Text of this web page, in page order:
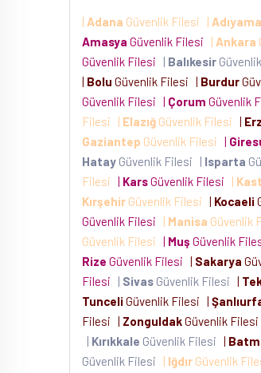
| Adana Güvenlik Filesi |
Amasya Güvenlik Filesi | Ankara
Güvenlik Filesi
| Balıkesir
| Bolu Güvenlik Filesi | Burdur
Güvenlik Filesi | Çorum Güvenlik
Filesi
| Elazığ Güvenlik Filesi |
Gaziantep Güvenlik Filesi |
Hatay Güvenlik Filesi | Isparta
Filesi | KarsGüvenlik Filesi |
Kırşehir Güvenlik Filesi | Kocaeli
Güvenlik Filesi
| Manisa Güvenlik
Güvenlik Filesi | Muş Güvenlik
Rize Güvenlik Filesi | Sakarya
Filesi
| Sivas Güvenlik Filesi |
TunceliGüvenlik Filesi |
Filesi | ZonguldakGüvenlik Filesi
| Kırıkkale Güvenlik Filesi |
Güvenlik Filesi
| Iğdır Güvenlik